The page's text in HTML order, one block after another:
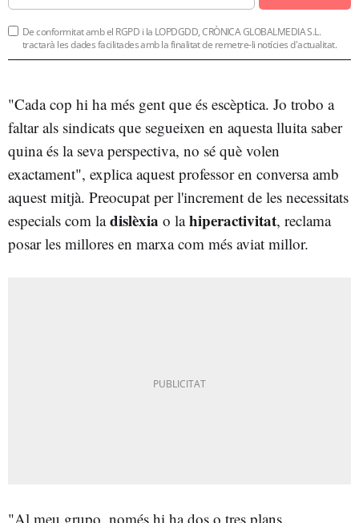
De conformitat amb el RGPD i la LOPDGDD, CRÒNICA GLOBALMEDIA S.L.
tractarà les dades facilitades amb la finalitat de remetre-li notícies d'actualitat.
"Cada cop hi ha més gent que és escèptica. Jo trobo a
faltar als sindicats que segueixen en aquesta lluita saber
quina és la seva perspectiva, no sé què volen
exactament", explica aquest professor en conversa amb
aquest mitjà. Preocupat per l'increment de les necessitats
especials com ladislèxia o lahiperactivitat, reclama
posar les millores en marxa com més aviat millor.
"Al meu grupo, només hi ha dos o tres plans